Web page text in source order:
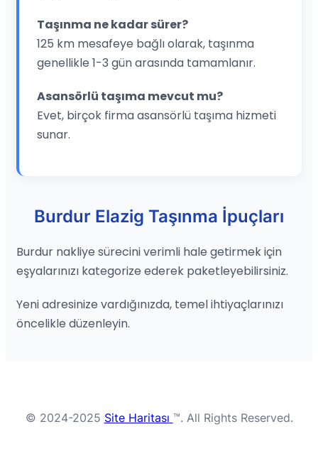
Taşınma ne kadar sürer?
125 km mesafeye bağlı olarak, taşınma
genellikle 1-3 gün arasında tamamlanır.
Asansörlü taşıma mevcut mu?
Evet, birçok firma asansörlü taşıma hizmeti
sunar.
Burdur Elazig Taşınma İpuçları
Burdur nakliye sürecini verimli hale getirmek için
eşyalarınızı kategorize ederek paketleyebilirsiniz.
Yeni adresinize vardığınızda, temel ihtiyaçlarınızı
öncelikle düzenleyin.
© 2024-2025 Site Haritası ™. All Rights Reserved.